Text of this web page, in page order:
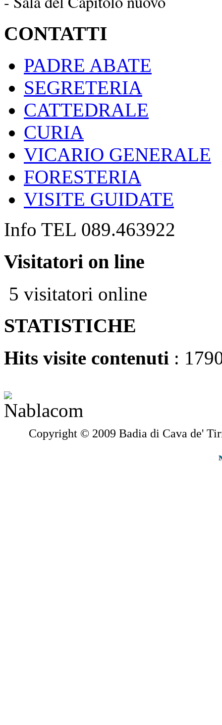
CONTATTI
PADRE ABATE
SEGRETERIA
CATTEDRALE
CURIA
VICARIO GENERALE
FORESTERIA
VISITE GUIDATE
Info TEL 089.463922
Visitatori on line
5 visitatori online
STATISTICHE
Hits visite contenuti :
Copyright © 2009 Badia di Cava de'